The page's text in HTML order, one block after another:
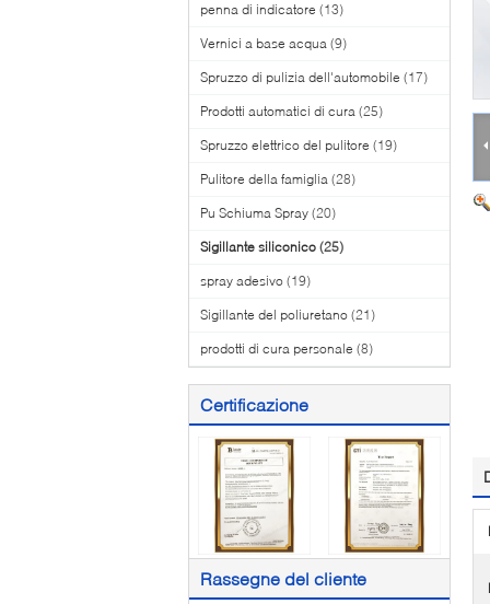
penna di indicatore (13)
Vernici a base acqua (9)
Spruzzo di pulizia dell'automobile (17)
Prodotti automatici di cura (25)
Spruzzo elettrico del pulitore (19)
Pulitore della famiglia (28)
Pu Schiuma Spray (20)
Sigillante siliconico (25)
spray adesivo (19)
Sigillante del poliuretano (21)
prodotti di cura personale (8)
Certificazione
Rassegne del cliente